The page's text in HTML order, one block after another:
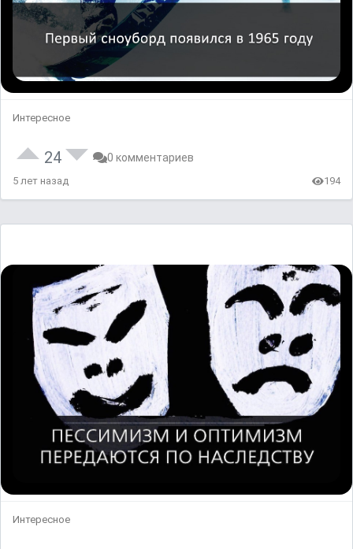
Интересное
24 0 комментариев
5 лет назад 194
Интересное